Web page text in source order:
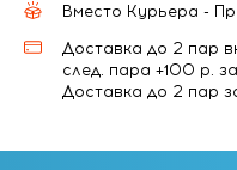
Вместо Курьера -
Доставка до 2 пар
след. пара +100 р.
Доставка до 2 пар